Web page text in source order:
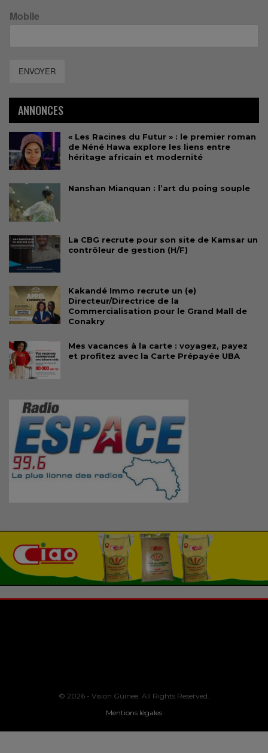
Mobile
ENVOYER
ANNONCES
« Les Racines du Futur » : le premier roman
de Néné Hawa explore les liens entre
héritage africain et modernité
Nanshan Mianquan : l’art du poing souple
La CBG recrute pour son site de Kamsar un
contrôleur de gestion (H/F)
Kakandé Immo recrute un (e)
Directeur/Directrice de la
Commercialisation pour le Grand Mall de
Conakry
Mes vacances à la carte : voyagez, payez
et profitez avec la Carte Prépayée UBA
© 2026 - Vision Guinee. All Rights Reserved.
Mentions légales